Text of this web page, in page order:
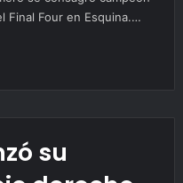
Final Four en Esquina.…
su